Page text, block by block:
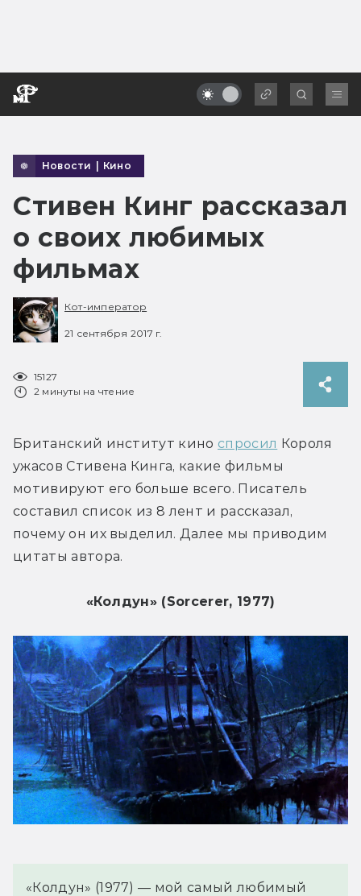
Новости | Кино
Стивен Кинг рассказал
о своих любимых
фильмах
Кот-император
21 сентября 2017 г.
15127
2 минуты на чтение
Британский институт кино спросил Короля
ужасов Стивена Кинга, какие фильмы
мотивируют его больше всего. Писатель
составил список из 8 лент и рассказал,
почему он их выделил. Далее мы приводим
цитаты автора.
«Колдун» (Sorcerer, 1977)
«Колдун» (1977) — мой самый любимый